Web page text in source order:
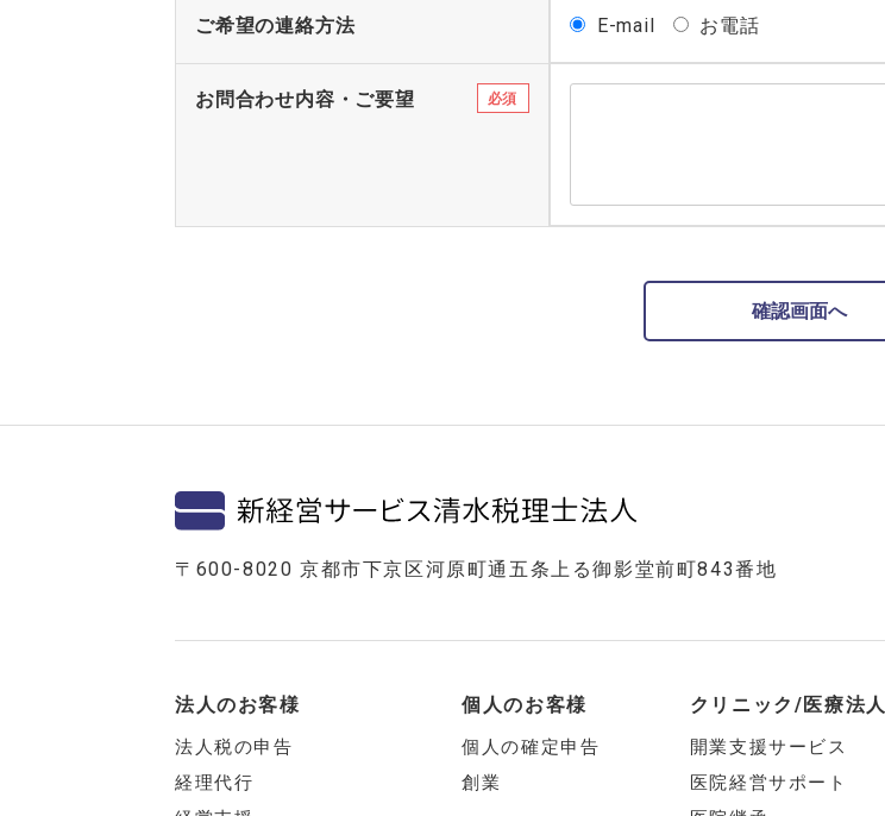
ご希望の連絡方法 E-mail お電話
お問合わせ内容・ご要望
〒600-8020 京都市下京区河原町通五条上る御影堂前町843番地
法人のお客様
法人税の申告
経理代行
個人のお客様
個人の確定申告
創業
クリニック/医療法人
開業支援サービス
医院経営サポート